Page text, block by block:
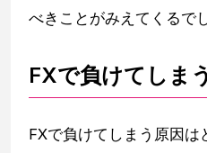
べきことがみえてくるで
FXで負けてしま
FXで負けてしまう原因は